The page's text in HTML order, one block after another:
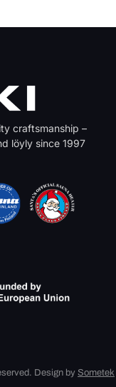
craftsmanship –
löyly since 1997
Design by Sometek